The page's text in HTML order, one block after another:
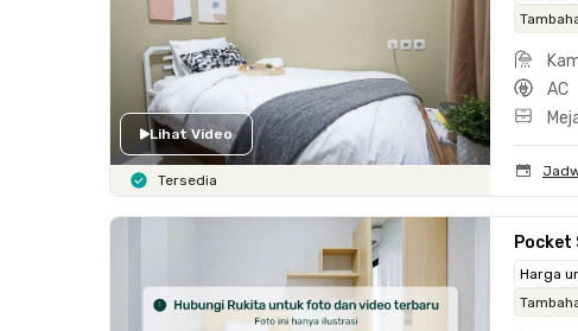
Lihat Video
Tersedia
AC
Pocket
Harga